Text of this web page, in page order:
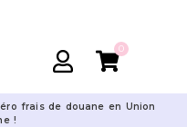
0
frais de douane en Union
!